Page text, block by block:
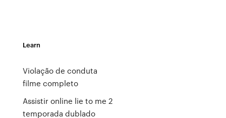
Learn
Violação de conduta
filme completo
Assistir online lie to me 2
temporada dublado